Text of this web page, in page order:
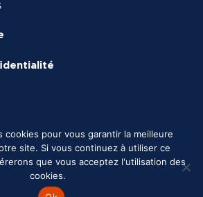
cookies pour vous garantir la meilleure
site. Si vous continuez à utiliser ce
que vous acceptez l'utilisation des
cookies.